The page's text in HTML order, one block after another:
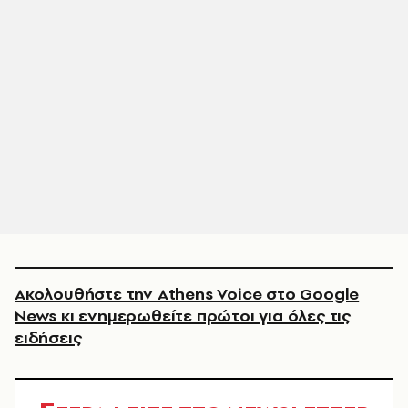
Ακολουθήστε την Athens Voice στο Google
News κι ενημερωθείτε πρώτοι για όλες τις
ειδήσεις